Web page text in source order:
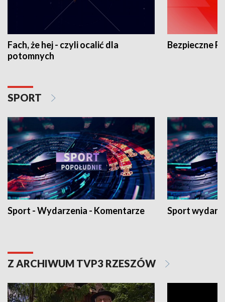
Fach, że hej - czyli ocalić dla
potomnych
Bezpieczne
SPORT
Sport - Wydarzenia - Komentarze Sport
Z ARCHIWUM TVP3 RZESZÓW